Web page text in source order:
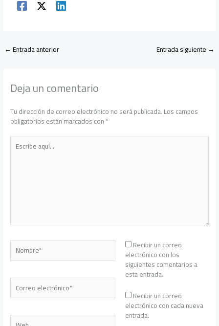
←Entrada anterior Entrada siguiente →
Deja un comentario
Tu dirección de correo electrónico no será publicada.Los campos
obligatorios están marcados con*
Escribe
aquí...
Nombre*
Correo
electrónico*
Web
Recibir un correo
electrónico con los
siguientes comentarios a
esta entrada.
Recibir un correo
electrónico con cada nueva
entrada.